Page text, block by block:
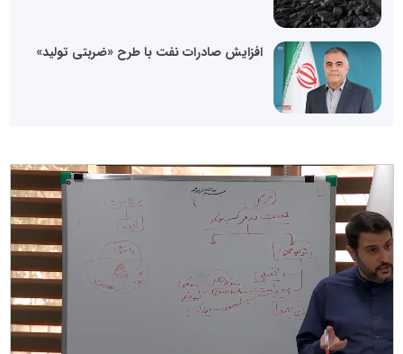
افزایش صادرات نفت با طرح «ضربتی تولید»